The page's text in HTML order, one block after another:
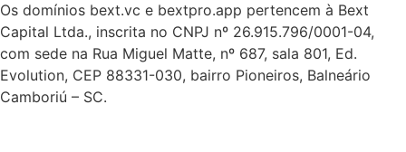
Os domínios bext.vc e bextpro.app pertencem à Bext
Capital Ltda., inscrita no CNPJ nº 26.915.796/0001-04,
com sede na Rua Miguel Matte, nº 687, sala 801, Ed.
Evolution, CEP 88331-030, bairro Pioneiros, Balneário
Camboriú – SC.